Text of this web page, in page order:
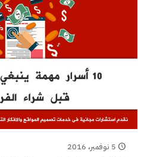
5 نوفمبر، 2016